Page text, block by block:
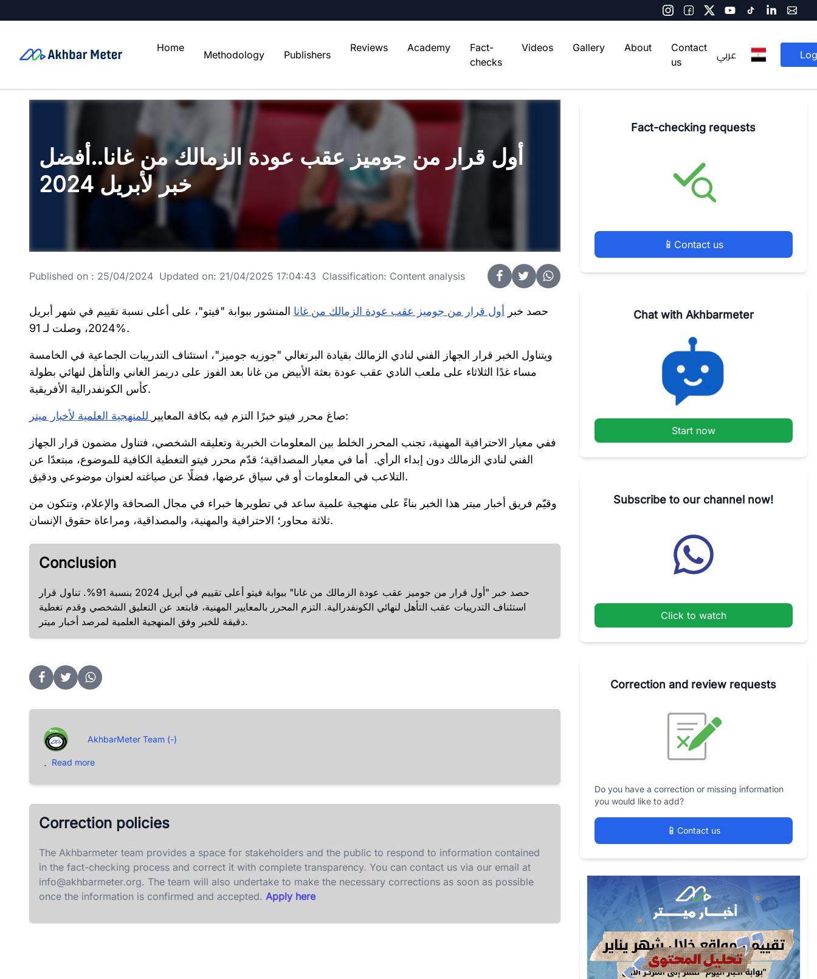
Home
Methodology Publishers
Reviews Academy
Fact-
checks
Videos Gallery About
Contact
us
عربي
أول قرار من جوميز عقب عودة الزمالك من غانا..أفضل
خبر لأبريل 2024
Published on : 25/04/2024 Updated on: 21/04/2025 17:04:43 Classification: Content analysis
حصد خبر أول قرار من جوميز عقب عودة الزمالك من غانا المنشور ببوابة "فيتو"، على أعلى نسبة تقييم في شهر أبريل
2024، وصلت لـ 91%.
ويتناول الخبر قرار الجهاز الفني لنادي الزمالك بقيادة البرتغالي "جوزيه جوميز"، استئناف التدريبات الجماعية في الخامسة
مساء غدًا الثلاثاء على ملعب النادي عقب عودة بعثة الأبيض من غانا بعد الفوز على دريمز الغاني والتأهل لنهائي بطولة
كأس الكونفدرالية الأفريقية.
صاغ محرر فيتو خبرًا التزم فيه بكافة المعايير للمنهجية العلمية لأخبار ميتر :
ففي معيار الاحترافية المهنية، تجنب المحرر الخلط بين المعلومات الخبرية وتعليقه الشخصي، فتناول مضمون قرار الجهاز
الفني لنادي الزمالك دون إبداء الرأي. أما في معيار المصداقية؛ قدّم محرر فيتو التغطية الكافية للموضوع، مبتعدًا عن
التلاعب في المعلومات أو في سياق عرضها، فضلًا عن صياغته لعنوان موضوعي ودقيق.
وقيّم فريق أخبار ميتر هذا الخبر بناءً على منهجية علمية ساعد في تطويرها خبراء في مجال الصحافة والإعلام، وتتكون من
ثلاثة محاور؛ الاحترافية والمهنية، والمصداقية، ومراعاة حقوق الإنسان.
Conclusion
حصد خبر "أول قرار من جوميز عقب عودة الزمالك من غانا" ببوابة فيتو أعلى تقييم في أبريل 2024 بنسبة 91%. تناول قرار
استئناف التدريبات عقب التأهل لنهائي الكونفدرالية. التزم المحرر بالمعايير المهنية، فابتعد عن التعليق الشخصي وقدم تغطية
دقيقة للخبر وفق المنهجية العلمية لمرصد أخبار ميتر.
AkhbarMeter Team (-)
. Read more
Correction policies
The Akhbarmeter team provides a space for stakeholders and the public to respond to information contained
in the fact-checking process and correct it with complete transparency. You can contact us via our email at
info@akhbarmeter.org. The team will also undertake to make the necessary corrections as soon as possible
once the information is confirmed and accepted. Apply here
Fact-checking requests
📱 Contact us
Chat with Akhbarmeter
Start now
Subscribe to our channel now!
Click to watch
Correction and review requests
Do you have a correction or missing information
you would like to add?
📱Contact us